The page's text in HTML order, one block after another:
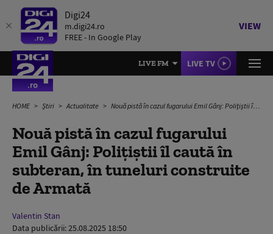
Digi24
m.digi24.ro
FREE - In Google Play
VIEW
LIVE FM LIVE TV
HOME Știri Actualitate Nouă pistă în cazul fugarului Emil Gânj: Polițiștii îl caută în subteran, în tuneluri construite de Armată
Nouă pistă în cazul fugarului
Emil Gânj: Polițiștii îl caută în
subteran, în tuneluri construite
de Armată
Valentin Stan
Data publicării:25.08.2025 18:50